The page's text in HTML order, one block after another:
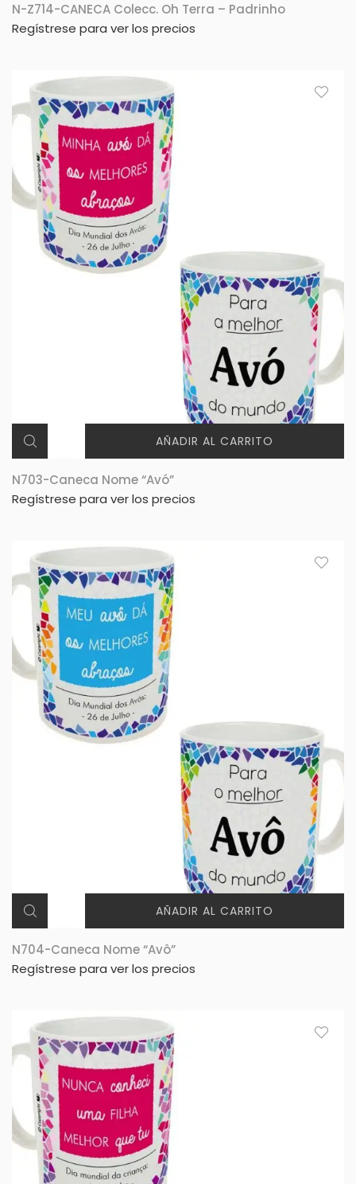
N-Z714-CANECA Colecc. Oh Terra – Padrinho
Regístrese para ver los precios
AÑADIR AL CARRITO
N703-Caneca Nome “Avó”
Regístrese para ver los precios
AÑADIR AL CARRITO
N704-Caneca Nome “Avô”
Regístrese para ver los precios